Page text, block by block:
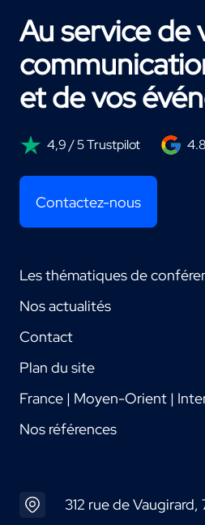
Au service de
et de vos
4,9 / 5 Trustpilot
Contactez-nous
Les thématiques de
Nos actualités
Contact
Plan du site
France | Moyen-Orient |
Nos références
312 rue de Vaugirard,